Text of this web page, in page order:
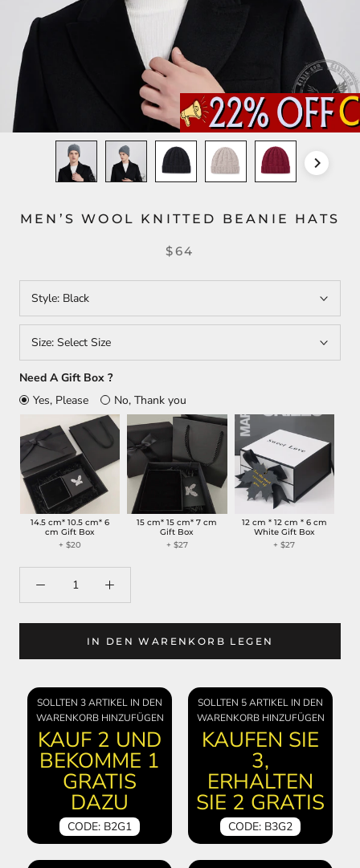
MEN’S WOOL KNITTED BEANIE HATS
$64
Style: Black
Size: Select Size
Need A Gift Box ?
Yes, Please
No, Thank you
14.5 cm* 10.5 cm* 6
cm Gift Box
+ $20
15 cm* 15 cm* 7 cm
Gift Box
+ $27
12 cm * 12 cm * 6 cm
White Gift Box
+ $27
IN DEN WARENKORB LEGEN
SOLLTEN 3 ARTIKEL IN DEN
WARENKORB HINZUFÜGEN
KAUF 2 UND
BEKOMME 1
GRATIS
DAZU
CODE: B2G1
SOLLTEN 5 ARTIKEL IN DEN
WARENKORB HINZUFÜGEN
KAUFEN SIE
3,
ERHALTEN
SIE 2 GRATIS
CODE: B3G2